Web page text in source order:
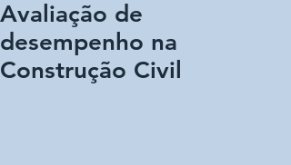
Avaliação de
desempenho na
Construção Civil